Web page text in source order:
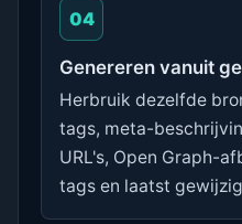
04
Genereren vanuit
Herbruik dezelfde
tags, meta-
URL's, Open Graph-
tags en laatst